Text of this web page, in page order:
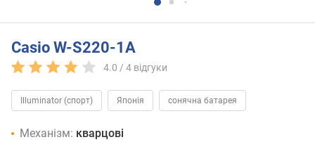
Casio W-S220-1A
4.0 /4 відгуки
Illuminator (спорт) Японія сонячна батарея
Механізм: кварцові